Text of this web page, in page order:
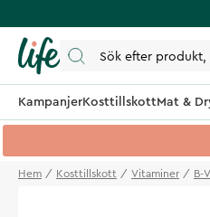
KampanjerKosttillskottMat &
Hem Kosttillskott Vitaminer B-